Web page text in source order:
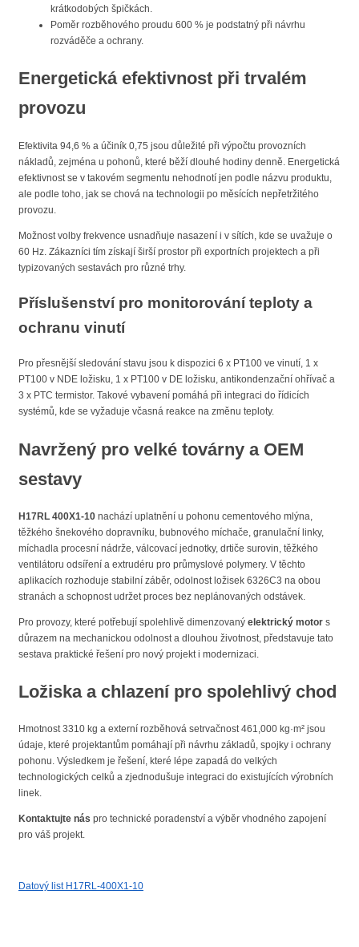
krátkodobých špičkách.
Poměr rozběhového proudu 600 % je podstatný při návrhu
rozváděče a ochrany.
Energetická efektivnost při trvalém
provozu
Efektivita 94,6 % a účiník 0,75 jsou důležité při výpočtu provozních
nákladů, zejména u pohonů, které běží dlouhé hodiny denně. Energetická
efektivnost se v takovém segmentu nehodnotí jen podle názvu produktu,
ale podle toho, jak se chová na technologii po měsících nepřetržitého
provozu.
Možnost volby frekvence usnadňuje nasazení i v sítích, kde se uvažuje o
60 Hz. Zákazníci tím získají širší prostor při exportních projektech a při
typizovaných sestavách pro různé trhy.
Příslušenství pro monitorování teploty a
ochranu vinutí
Pro přesnější sledování stavu jsou k dispozici 6 x PT100 ve vinutí, 1 x
PT100 v NDE ložisku, 1 x PT100 v DE ložisku, antikondenzační ohřívač a
3 x PTC termistor. Takové vybavení pomáhá při integraci do řídicích
systémů, kde se vyžaduje včasná reakce na změnu teploty.
Navržený pro velké továrny a OEM
sestavy
H17RL 400X1-10 nachází uplatnění u pohonu cementového mlýna,
těžkého šnekového dopravníku, bubnového míchače, granulační linky,
míchadla procesní nádrže, válcovací jednotky, drtiče surovin, těžkého
ventilátoru odsíření a extrudéru pro průmyslové polymery. V těchto
aplikacích rozhoduje stabilní záběr, odolnost ložisek 6326C3 na obou
stranách a schopnost udržet proces bez neplánovaných odstávek.
Pro provozy, které potřebují spolehlivě dimenzovaný elektrický motor s
důrazem na mechanickou odolnost a dlouhou životnost, představuje tato
sestava praktické řešení pro nový projekt i modernizaci.
Ložiska a chlazení pro spolehlivý chod
Hmotnost 3310 kg a externí rozběhová setrvačnost 461,000 kg·m² jsou
údaje, které projektantům pomáhají při návrhu základů, spojky i ochrany
pohonu. Výsledkem je řešení, které lépe zapadá do velkých
technologických celků a zjednodušuje integraci do existujících výrobních
linek.
Kontaktujte nás pro technické poradenství a výběr vhodného zapojení
pro váš projekt.
Datový list H17RL-400X1-10